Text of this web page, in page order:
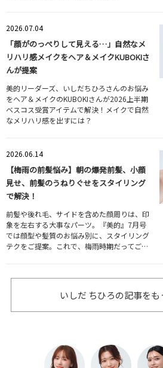
2026.07.04
「顔がのっぺりして見える…」自然なメ
リハリ感メイクをヘア＆メイクKUBOKIさ
んが提案
美的リーダーズ、いしだちひろさんのお悩み
をヘア＆メイクのKUBOKIさんが2026上半期
ベスコス受賞アイテムで解決！メイクで自然
なメリハリ感を出すには？
2026.06.14
【梅雨の前髪悩み】朝の爆発前髪、小顔
見せ、前髪のうねりぐせをスタイリング
で解決！
前髪や後れ毛、サイドを含めた顔周りは、印
象を左右する大事なパーツ。『美的』7月号
では顔型や髪質のお悩み別に、スタイリング
テクをご提案。これで、梅雨時期だってご…
いしだ ちひろの記事をも